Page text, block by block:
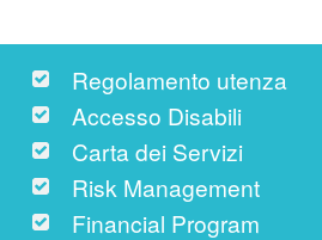
Regolamento utenza
Accesso Disabili
Carta dei Servizi
Risk Management
Financial Program